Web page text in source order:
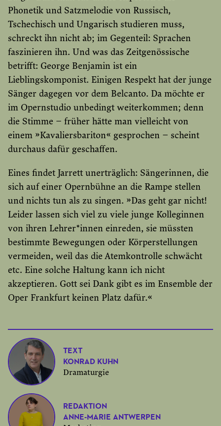
Phonetik und Satzmelodie von Russisch,
Tschechisch und Ungarisch studieren muss,
schreckt ihn nicht ab; im Gegenteil: Sprachen
faszinieren ihn. Und was das Zeitgenössische
betrifft: George Benjamin ist ein
Lieblingskomponist. Einigen Respekt hat der junge
Sänger dagegen vor dem Belcanto. Da möchte er
im Opernstudio unbedingt weiterkommen; denn
die Stimme – früher hätte man vielleicht von
einem »Kavaliersbariton« gesprochen – scheint
durchaus dafür geschaffen.
Eines findet Jarrett unerträglich: Sängerinnen, die
sich auf einer Opernbühne an die Rampe stellen
und nichts tun als zu singen. »Das geht gar nicht!
Leider lassen sich viel zu viele junge Kolleginnen
von ihren Lehrer*innen einreden, sie müssten
bestimmte Bewegungen oder Körperstellungen
vermeiden, weil das die Atemkontrolle schwächt
etc. Eine solche Haltung kann ich nicht
akzeptieren. Gott sei Dank gibt es im Ensemble der
Oper Frankfurt keinen Platz dafür.«
TEXT
KONRAD KUHN
Dramaturgie
REDAKTION
ANNE-MARIE ANTWERPEN